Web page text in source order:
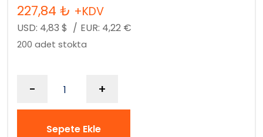
227,84 ₺ +KDV
USD: 4,83 $ / EUR: 4,22 €
200 adet stokta
- +
Sepete Ekle